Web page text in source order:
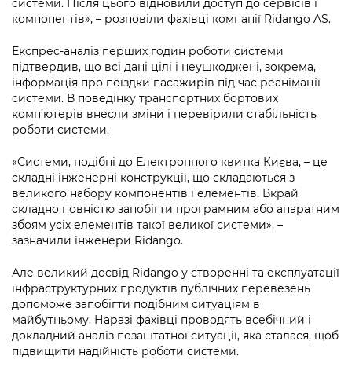
Гендерна політика
Безбар'єрність
Київська міська військова адміністрація
Важливе під час воєнного стану
системи. Після цього відновили доступ до сервісів і
компонентів», – розповіли фахівці компанії Ridango AS.
Експрес-аналіз перших годин роботи системи
підтвердив, що всі дані цілі і неушкоджені, зокрема,
інформація про поїздки пасажирів під час реанімації
системи. В поведінку транспортних бортових
комп’ютерів внесли зміни і перевірили стабільність
роботи системи.
«Системи, подібні до Електронного квитка Києва, – це
складні інженерні конструкції, що складаються з
великого набору компонентів і елементів. Вкрай
складно повністю запобігти програмним або апаратним
збоям усіх елементів такої великої системи», –
зазначили інженери Ridango.
Але великий досвід Ridango у створенні та експлуатації
інфраструктурних продуктів публічних перевезень
допоможе запобігти подібним ситуаціям в
майбутньому. Наразі фахівці проводять всебічний і
докладний аналіз позаштатної ситуації, яка сталася, щоб
підвищити надійність роботи системи.